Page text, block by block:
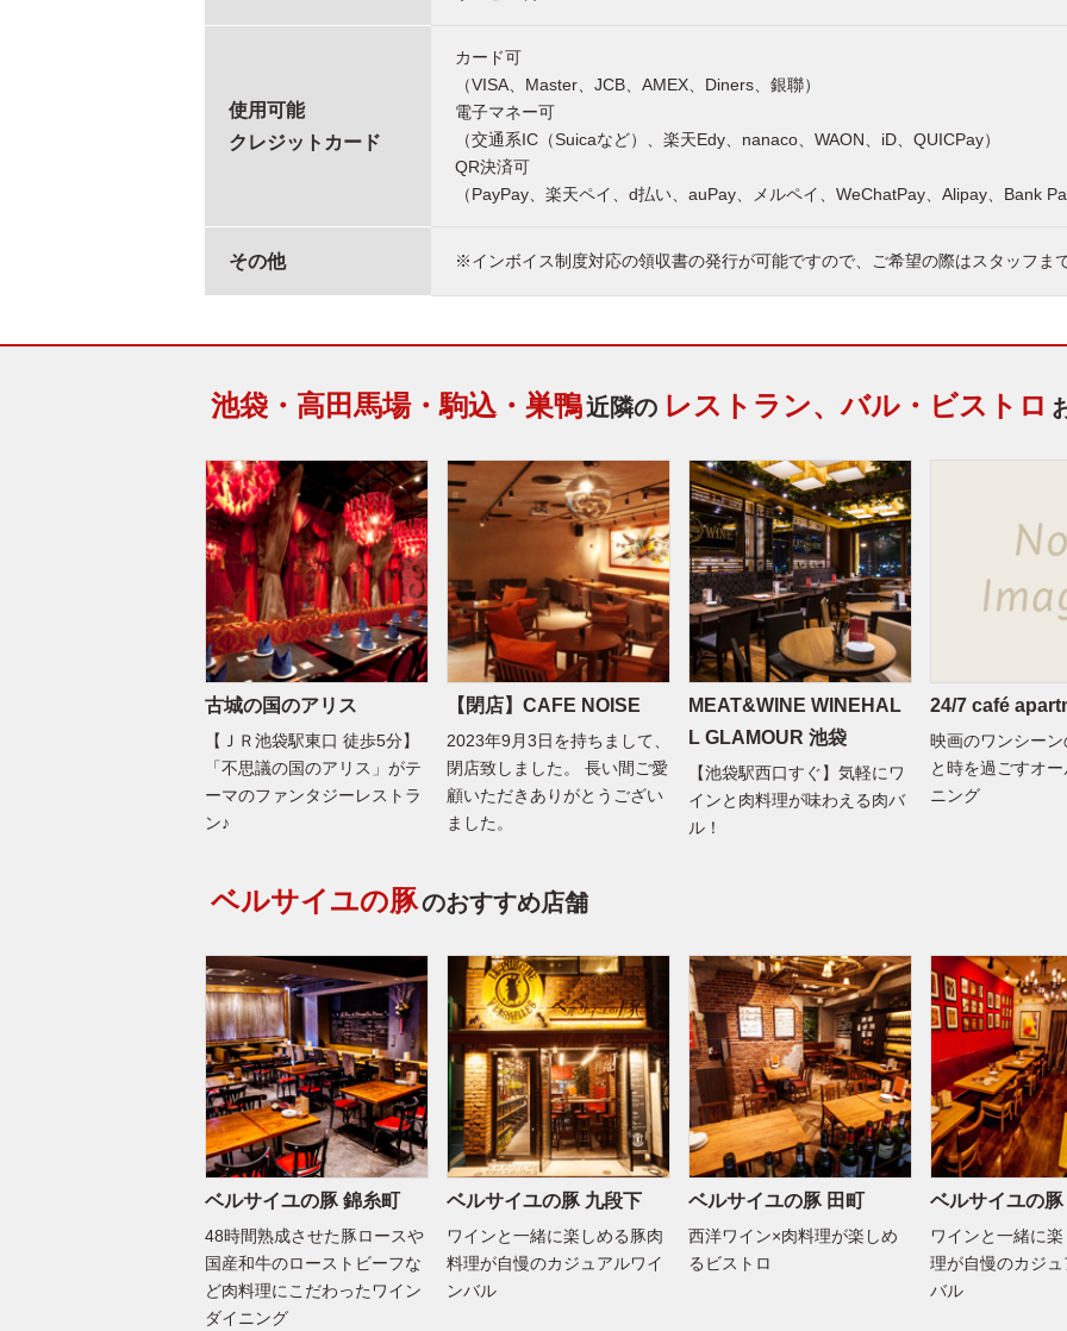
使用可能
クレジットカード
カード可
（VISA、Master、JCB、AMEX、Diners、銀聯）
電子マネー可
（交通系IC（Suicaなど）、楽天Edy、nanaco、WAON、iD、QUICPay）
QR決済可
（PayPay、楽天ペイ、d払い、auPay、メルペイ、WeChatPay、Alipay、Bank
その他 ※インボイス制度対応の領収書の発行が可能ですので、ご希望の際はスタッフま
池袋・高田馬場・駒込・巣鴨近隣の レストラン、バル・ビストロ
古城の国のアリス
【ＪＲ池袋駅東口 徒歩5分】
「不思議の国のアリス」がテ
ーマのファンタジーレストラ
ン♪
【閉店】CAFE NOISE
2023年9月3日を持ちまして、
閉店致しました。 長い間ご愛
顧いただきありがとうござい
ました。
MEAT&WINE WINEHAL
L GLAMOUR 池袋
【池袋駅西口すぐ】気軽にワ
インと肉料理が味わえる肉バ
ル！
24/7 café
映画のワンシー
と時を過ごすオ
ニング
ベルサイユの豚のおすすめ店舗
ベルサイユの豚 錦糸町
48時間熟成させた豚ロースや
国産和牛のローストビーフな
ど肉料理にこだわったワイン
ダイニング
ベルサイユの豚 九段下
ワインと一緒に楽しめる豚肉
料理が自慢のカジュアルワイ
ンバル
ベルサイユの豚 田町
西洋ワイン×肉料理が楽しめ
るビストロ
ベルサイユの
ワインと一緒に
理が自慢のカジ
バル